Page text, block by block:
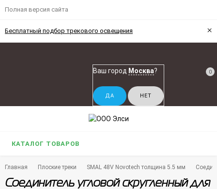
Полная версия сайта
Бесплатный подбор трекового освещения ×
Ваш город Москва? 0
КАТАЛОГ ТОВАРОВ
Главная Плоские треки SMAL 48V Novotech толщина 5.5 мм
Соединитель угловой скругленный для